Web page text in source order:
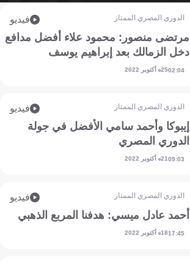
الدوري المصري الممتاز فيديو
مرتضى منصور: محمود علاء أفضل مدافع
دخل الزمالك بعد إبراهيم يوسف
02:0425 أكتوبر 2022
الدوري المصري الممتاز فيديو
إيبوكا وأحمد سامي الأفضل في جولة
الدوري المصري
09:0321 أكتوبر 2022
الدوري المصري الممتاز فيديو
أحمد عادل ميسي: هدفنا المربع الذهبي
17:4518 أكتوبر 2022